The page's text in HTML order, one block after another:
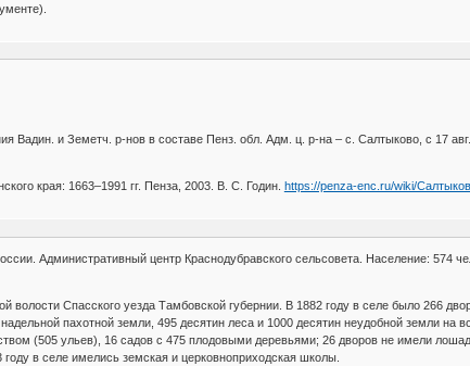
Вадин. и Земетч. р-нов в составе Пенз. обл. Адм. ц. р-на – с. Салтыково, с 17
края: 1663–1991 гг. Пенза, 2003. В. С. Годин. https://penza-enc.ru/wiki/
Административный центр Краснодубравского сельсовета. Население: 574
волости Спасского уезда Тамбовской губернии. В 1882 году в селе было 266
пахотной земли, 495 десятин леса и 1000 десятин неудобной земли на
(505 ульев), 16 садов с 475 плодовыми деревьями; 26 дворов не имели
в селе имелись земская и церковноприходская школы.